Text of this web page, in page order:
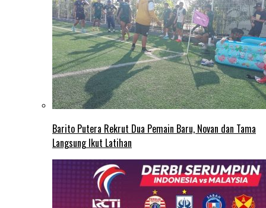
Barito Putera Rekrut Dua Pemain Baru, Novan dan Tama
Langsung Ikut Latihan